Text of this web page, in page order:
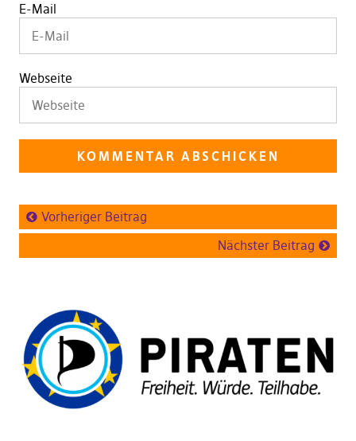
E-Mail
Webseite
Vorheriger Beitrag
Nächster Beitrag